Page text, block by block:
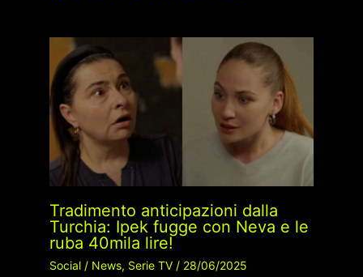
Tradimento anticipazioni dalla
Turchia: Ipek fugge con Neva e le
ruba 40mila lire!
Social/ News, Serie TV/ 28/06/2025